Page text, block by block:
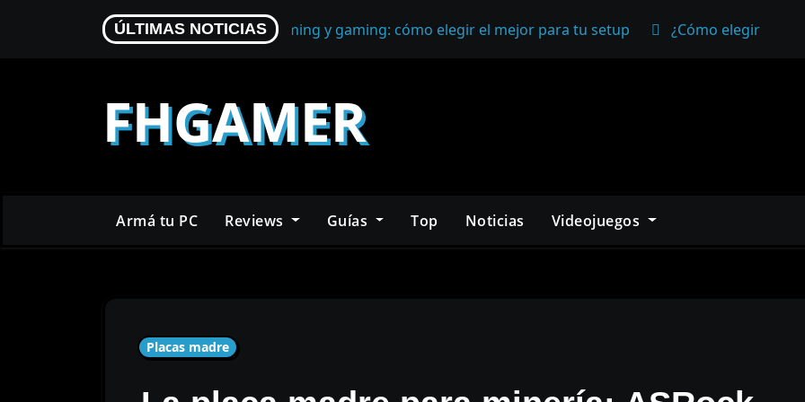
ÚLTIMAS NOTICIAS
Micrófono para streaming y gaming: cómo elegir el mejor para tu setup ¿Cómo elegir un
FHGAMER
Armá tu PC Reviews Guías Top Noticias Videojuegos
Placas madre